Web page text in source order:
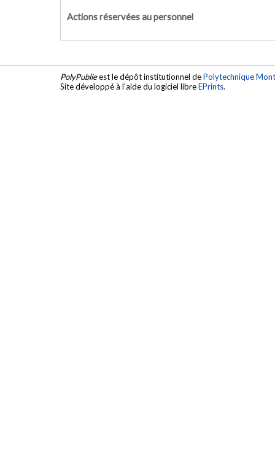
Actions réservées au personnel
PolyPublieest le dépôt institutionnel dePolytechnique
Site développé à l'aide du logiciel libreEPrints.